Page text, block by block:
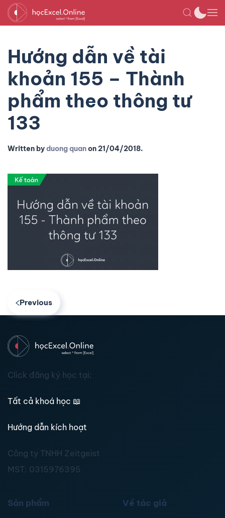
Hướng dẫn về tài
khoản 155 – Thành
phẩm theo thông tư
133
Written byduong quanon21/04/2018.
Previous
Click đăng ký học tại:
Tất cả khoá học 📖
Hướng dẫn kích hoạt
Công ty TNHH Zeitgeist
MST: 0315976395
Sản phẩm Về tác giả